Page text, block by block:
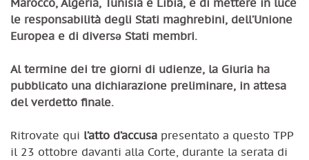
le responsabilità degli Stati maghrebini, dell’Unione
Europea e di diversə Stati membri.
Al termine dei tre giorni di udienze, la Giuria ha
pubblicato una dichiarazione preliminare, in attesa
del verdetto finale.
Ritrovate qui l’atto d’accusa presentato a questo TPP
il 23 ottobre davanti alla Corte, durante la serata di